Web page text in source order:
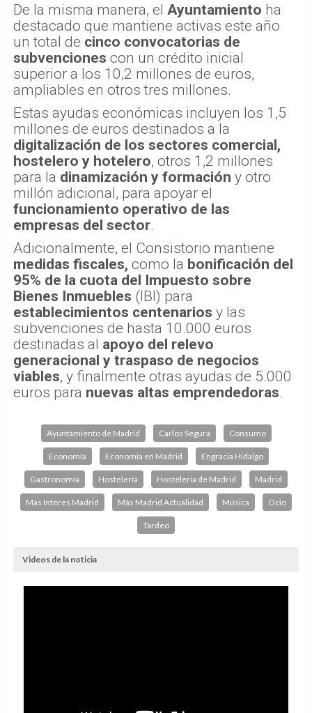
De la misma manera, el Ayuntamiento ha
destacado que mantiene activas este año
un total de cinco convocatorias de
subvenciones con un crédito inicial
superior a los 10,2 millones de euros,
ampliables en otros tres millones.
Estas ayudas económicas incluyen los 1,5
millones de euros destinados a la
digitalización de los sectores comercial,
hostelero y hotelero, otros 1,2 millones
para la dinamización y formación y otro
millón adicional, para apoyar el
funcionamiento operativo de las
empresas del sector.
Adicionalmente, el Consistorio mantiene
medidas fiscales, como la bonificación del
95% de la cuota del Impuesto sobre
Bienes Inmuebles (IBI) para
establecimientos centenarios y las
subvenciones de hasta 10.000 euros
destinadas al apoyo del relevo
generacional y traspaso de negocios
viables, y finalmente otras ayudas de 5.000
euros para nuevas altas emprendedoras.
Ayuntamiento de Madrid Carlos Segura Consumo
Economía Economía en Madrid Engracia Hidalgo
Gastronomía Hostelería Hostelería de Madrid Madrid
Mas Interes Madrid Más Madrid Actualidad Música Ocio
Tardeo
Videos de la noticia